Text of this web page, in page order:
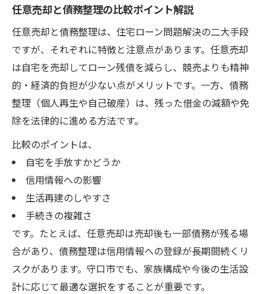
任意売却と債務整理の比較ポイント解説
任意売却と債務整理は、住宅ローン問題解決の二大手段
ですが、それぞれに特徴と注意点があります。任意売却
は自宅を売却してローン残債を減らし、競売よりも精神
的・経済的負担が少ない点がメリットです。一方、債務
整理（個人再生や自己破産）は、残った借金の減額や免
除を法律的に進める方法です。
比較のポイントは、
自宅を手放すかどうか
信用情報への影響
生活再建のしやすさ
手続きの複雑さ
です。たとえば、任意売却は売却後も一部債務が残る場
合があり、債務整理は信用情報への登録が長期間続くリ
スクがあります。守口市でも、家族構成や今後の生活設
計に応じて最適な選択をすることが重要です。